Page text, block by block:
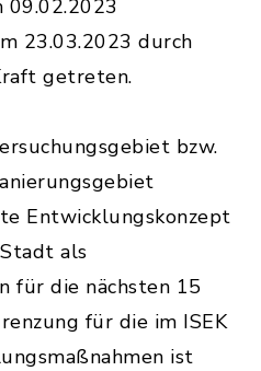
09.02.2023
23.03.2023 durch
getreten.
bzw.
Entwicklungskonzept
als
für die nächsten 15
für die im ISEK
ist